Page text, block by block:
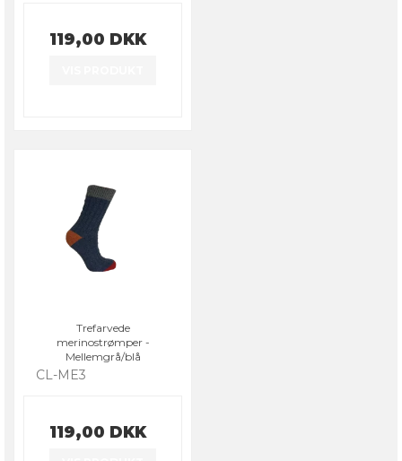
119,00 DKK
Trefarvede
merinostrømper -
Mellemgrå/blå
CL-ME3
119,00 DKK